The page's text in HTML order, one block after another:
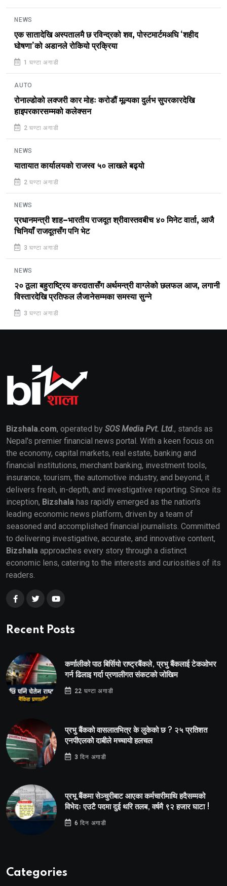
NEWS
एक सातादेखि अस्पतालमै छ रविन्द्रको शव, पोस्टमार्टमअघि ‘शहीद
घोषणा’को अडानले रोकियो प्रक्रिया
1 घण्टा अगाडी
AUTO
रोनाल्डोको लक्जरी कार मोहः करोडौं मूल्यका दुर्लभ सुपरकारदेखि
हाइपरकारसम्मको कलेक्सन
2 घण्टा अगाडी
NEWS
यातायात कार्यालयको राजस्व ५० लाखले बढ्यो
2 घण्टा अगाडी
NEWS
प्रधानमन्त्री शाह–भारतीय राजदूत श्रीवास्तवबीच ४० मिनेट वार्ता, आजै
चिनियाँ राजदूतसँग पनि भेट
3 घण्टा अगाडी
NEWS
२० ठूला बहुराष्ट्रिय करदातासँग अर्थमन्त्री वाग्लेको छलफल आज, लगानी
विस्तारदेखि प्रतिफल लैजानेसम्मका समस्या सुन्ने
3 घण्टा अगाडी
Bizshala.com, operated by SOS Media Pvt. Ltd., stands as
Nepal's premier financial news portal. With a keen focus on
the economy, capital markets, real estate, banking and
financial institutions, merchant banking, investment tools,
insurance, tourism, the automotive industry, and beyond, it
delivers fresh, in-depth, and investigative reporting. Since its
inception, Bizshala has rapidly emerged as the nation's
leading economic news platform, driven by a team of
seasoned and accomplished financial journalists. Committed
to delivering investigative, accurate, and innovative content,
Bizshala approaches every story through a distinct
economic lens, catering to the interests and curiosities of its
readers.
Recent Posts
कर्णालीको पाठ बिर्सियो राष्ट्रबैंकले, प्रभु बैंकलाई टेकओभर
गर्न ढिलाइ गर्दा प्रणालीगत संकटको जोखिम
22 घण्टा अगाडी
प्रभु बैंकको वासलातभित्र के लुकेको छ ? २५ प्रतिशत
एनपीएलको दाबीले मच्चायो हलचल
3 दिन अगाडी
प्रभू बैंकमा सेञ्चुरीबाट आएका कर्मचारीमाथि हदैसम्मको
विभेदः एउटै पदमा दुई थरि तलब, वर्षमै ९२ हजार घाटा !
6 दिन अगाडी
Categories